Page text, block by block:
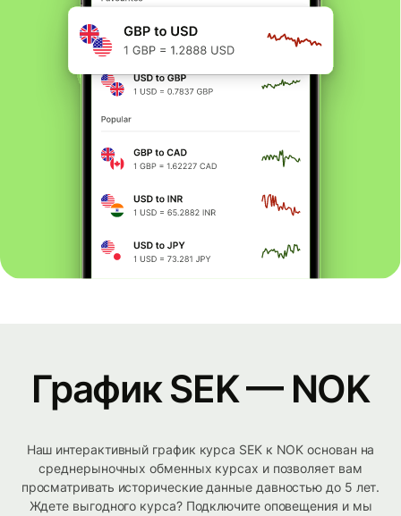
График SEK — NOK
Наш интерактивный график курса SEK к NOK основан на
среднерыночных обменных курсах и позволяет вам
просматривать исторические данные давностью до 5 лет.
Ждете выгодного курса? Подключите оповещения и мы